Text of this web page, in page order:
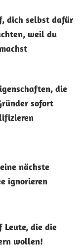
2026
dich selbst dafür
weil du
die
sofort
nächste
ignorieren
Leute, die die
wollen!